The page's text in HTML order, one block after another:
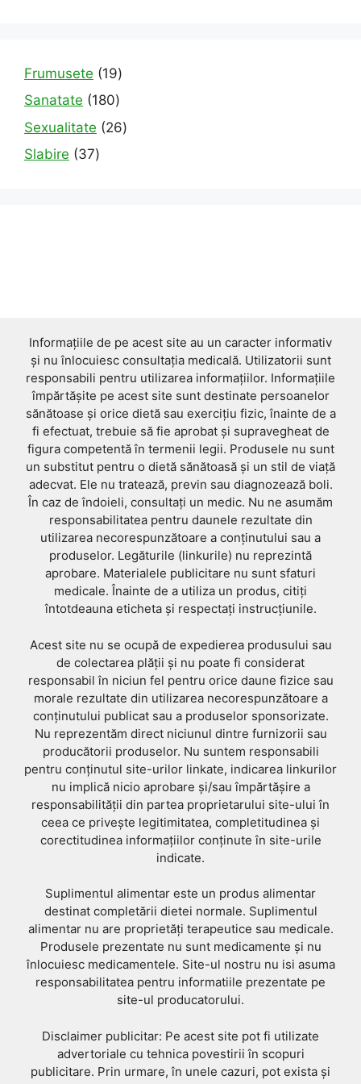
Frumusete 1919
products
Sanatate 180180
products
Sexualitate 2626
Slabire 3737
Informațiile de pe acest site au un caracter informativ
și nu înlocuiesc consultația medicală. Utilizatorii sunt
responsabili pentru utilizarea informațiilor. Informațiile
împărtășite pe acest site sunt destinate persoanelor
sănătoase și orice dietă sau exercițiu fizic, înainte de a
fi efectuat, trebuie să fie aprobat și supravegheat de
figura competentă în termenii legii. Produsele nu sunt
un substitut pentru o dietă sănătoasă și un stil de viață
adecvat. Ele nu tratează, previn sau diagnozează boli.
În caz de îndoieli, consultați un medic. Nu ne asumăm
responsabilitatea pentru daunele rezultate din
utilizarea necorespunzătoare a conținutului sau a
produselor. Legăturile (linkurile) nu reprezintă
aprobare. Materialele publicitare nu sunt sfaturi
medicale. Înainte de a utiliza un produs, citiți
întotdeauna eticheta și respectați instrucțiunile.
Acest site nu se ocupă de expedierea produsului sau
de colectarea plății și nu poate fi considerat
responsabil în niciun fel pentru orice daune fizice sau
morale rezultate din utilizarea necorespunzătoare a
conținutului publicat sau a produselor sponsorizate.
Nu reprezentăm direct niciunul dintre furnizorii sau
producătorii produselor. Nu suntem responsabili
pentru conținutul site-urilor linkate, indicarea linkurilor
nu implică nicio aprobare și/sau împărtășire a
responsabilității din partea proprietarului site-ului în
ceea ce privește legitimitatea, completitudinea și
corectitudinea informațiilor conținute în site-urile
indicate.
Suplimentul alimentar este un produs alimentar
destinat completării dietei normale. Suplimentul
alimentar nu are proprietăți terapeutice sau medicale.
Produsele prezentate nu sunt medicamente și nu
înlocuiesc medicamentele. Site-ul nostru nu isi asuma
responsabilitatea pentru informatiile prezentate pe
site-ul producatorului.
Disclaimer publicitar: Pe acest site pot fi utilizate
advertoriale cu tehnica povestirii în scopuri
publicitare. Prin urmare, în unele cazuri, pot exista și